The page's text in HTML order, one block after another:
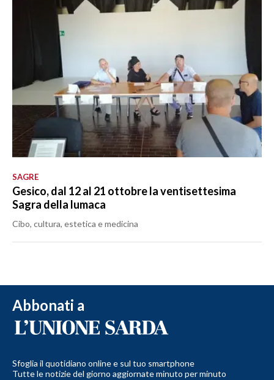
SAGRE
Gesico, dal 12 al 21 ottobre la ventisettesima
Sagra della lumaca
Cibo, cultura, estetica e medicina
Abbonati a
Sfoglia il quotidiano online e sul tuo smartphone
Tutte le notizie del giorno aggiornate minuto per minuto